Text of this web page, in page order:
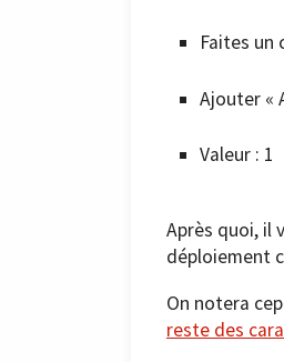
Faites un
Ajouter «
Valeur : 1
Après quoi, il
déploiement
On notera
reste des